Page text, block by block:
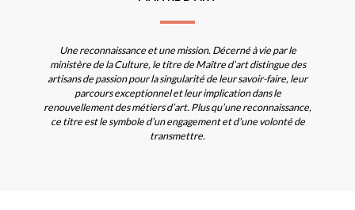
Une reconnaissance et une mission. Décerné à vie par le
ministère de la Culture, le titre de Maître d’art distingue des
artisans de passion pour la singularité de leur savoir-faire, leur
parcours exceptionnel et leur implication dans le
renouvellement des métiers d’art. Plus qu’une reconnaissance,
ce titre est le symbole d’un engagement et d’une volonté de
transmettre.